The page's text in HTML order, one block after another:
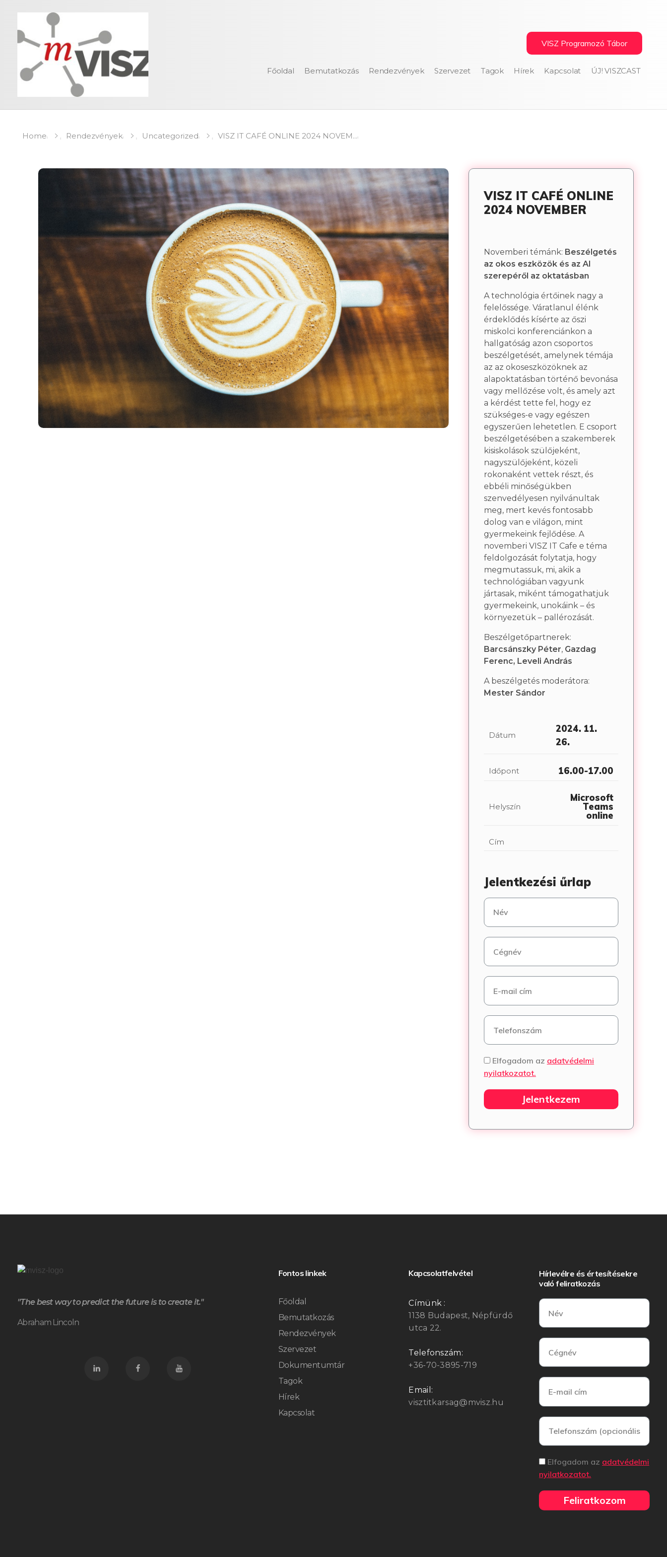
VISZ Programozó Tábor
Főoldal Bemutatkozás Rendezvények Szervezet Tagok Hírek Kapcsolat ÚJ! VISZCAST
Home Rendezvények Uncategorized VISZ IT CAFÉ ONLINE 2024 NOVEM...
VISZ IT CAFÉ ONLINE
2024 NOVEMBER
Novemberi témánk: Beszélgetés
az okos eszközök és az AI
szerepéről az oktatásban
A technológia értőinek nagy a
felelőssége. Váratlanul élénk
érdeklődés kísérte az őszi
miskolci konferenciánkon a
hallgatóság azon csoportos
beszélgetését, amelynek témája
az az okoseszközöknek az
alapoktatásban történő bevonása
vagy mellőzése volt, és amely azt
a kérdést tette fel, hogy ez
szükséges-e vagy egészen
egyszerűen lehetetlen. E csoport
beszélgetésében a szakemberek
kisiskolások szülőjeként,
nagyszülőjeként, közeli
rokonaként vettek részt, és
ebbéli minőségükben
szenvedélyesen nyilvánultak
meg, mert kevés fontosabb
dolog van e világon, mint
gyermekeink fejlődése. A
novemberi VISZ IT Cafe e téma
feldolgozását folytatja, hogy
megmutassuk, mi, akik a
technológiában vagyunk
jártasak, miként támogathatjuk
gyermekeink, unokáink – és
környezetük – pallérozását.
Beszélgetőpartnerek:
Barcsánszky Péter, Gazdag
Ferenc, Leveli András
A beszélgetés moderátora:
Mester Sándor
Dátum
2024. 11.
26.
Időpont 16.00-17.00
Helyszín
Microsoft
Teams
online
Cím
Jelentkezési űrlap
Elfogadom az adatvédelmi
nyilatkozatot.
Jelentkezem
"The best way to predict the future is to create it."
Abraham Lincoln
Fontos linkek
Főoldal
Bemutatkozás
Rendezvények
Szervezet
Dokumentumtár
Tagok
Hírek
Kapcsolat
Kapcsolatfelvétel
Címünk :
1138 Budapest, Népfürdő
utca 22.
Telefonszám:
+36-70-3895-719
Email:
visztitkarsag@mvisz.hu
Hírlevélre és értesítésekre
való feliratkozás
Elfogadom az adatvédelmi
nyilatkozatot.
Feliratkozom